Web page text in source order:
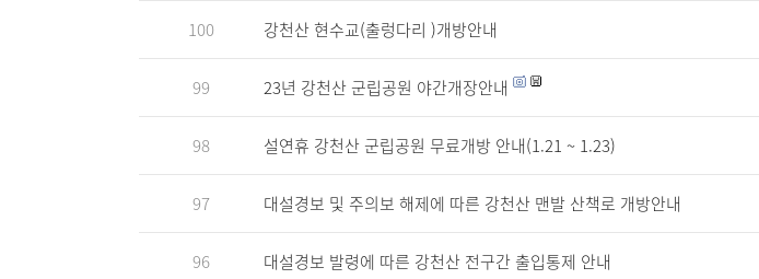
100 강천산 현수교(출렁다리 )개방안내
99 23년 강천산 군립공원 야간개장안내
98 설연휴 강천산 군립공원 무료개방 안내(1.21 ~ 1.23)
97 대설경보 및 주의보 해제에 따른 강천산 맨발 산책로 개방안내
96 대설경보 발령에 따른 강천산 전구간 출입통제 안내